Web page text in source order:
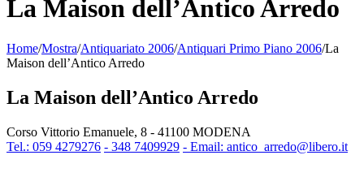
La Maison dell’Antico Arredo
Home/Mostra/Antiquariato 2006/Antiquari Primo Piano 2006/La
Maison dell’Antico Arredo
La Maison dell’Antico Arredo
Corso Vittorio Emanuele, 8 - 41100 MODENA
Tel.: 059 4279276 - 348 7409929 - Email: antico_arredo@libero.it